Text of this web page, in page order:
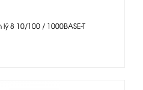
8 10/100 / 1000BASE-T